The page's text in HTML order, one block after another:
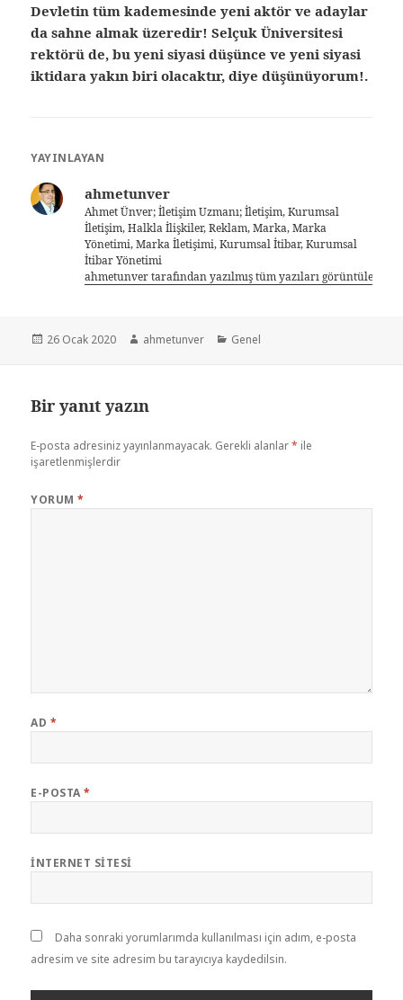
Devletin tüm kademesinde yeni aktör ve adaylar
da sahne almak üzeredir! Selçuk Üniversitesi
rektörü de, bu yeni siyasi düşünce ve yeni siyasi
iktidara yakın biri olacaktır, diye düşünüyorum!.
YAYINLAYAN
ahmetunver
Ahmet Ünver; İletişim Uzmanı; İletişim, Kurumsal
İletişim, Halkla İlişkiler, Reklam, Marka, Marka
Yönetimi, Marka İletişimi, Kurumsal İtibar, Kurumsal
İtibar Yönetimi
ahmetunver tarafından yazılmış tüm yazıları görüntüle
26 Ocak 2020 ahmetunver Genel
Bir yanıt yazın
E-posta adresiniz yayınlanmayacak. Gerekli alanlar* ile
işaretlenmişlerdir
YORUM*
AD *
E-POSTA*
İNTERNET SITESI
Daha sonraki yorumlarımda kullanılması için adım, e-posta
adresim ve site adresim bu tarayıcıya kaydedilsin.